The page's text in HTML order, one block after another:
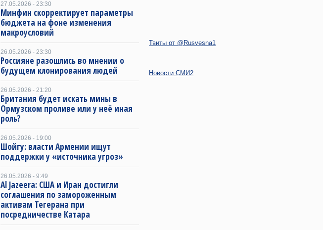
27.05.2026 - 23:30
Минфин скорректирует параметры
бюджета на фоне изменения
макроусловий
26.05.2026 - 23:30
Россияне разошлись во мнении о
будущем клонирования людей
26.05.2026 - 21:20
Британия будет искать мины в
Ормузском проливе или у неё иная
роль?
26.05.2026 - 19:00
Шойгу: власти Армении ищут
поддержки у «источника угроз»
26.05.2026 - 9:49
Al Jazeera: США и Иран достигли
соглашения по замороженным
активам Тегерана при
посредничестве Катара
Твиты от @Rusvesna1
Новости СМИ2